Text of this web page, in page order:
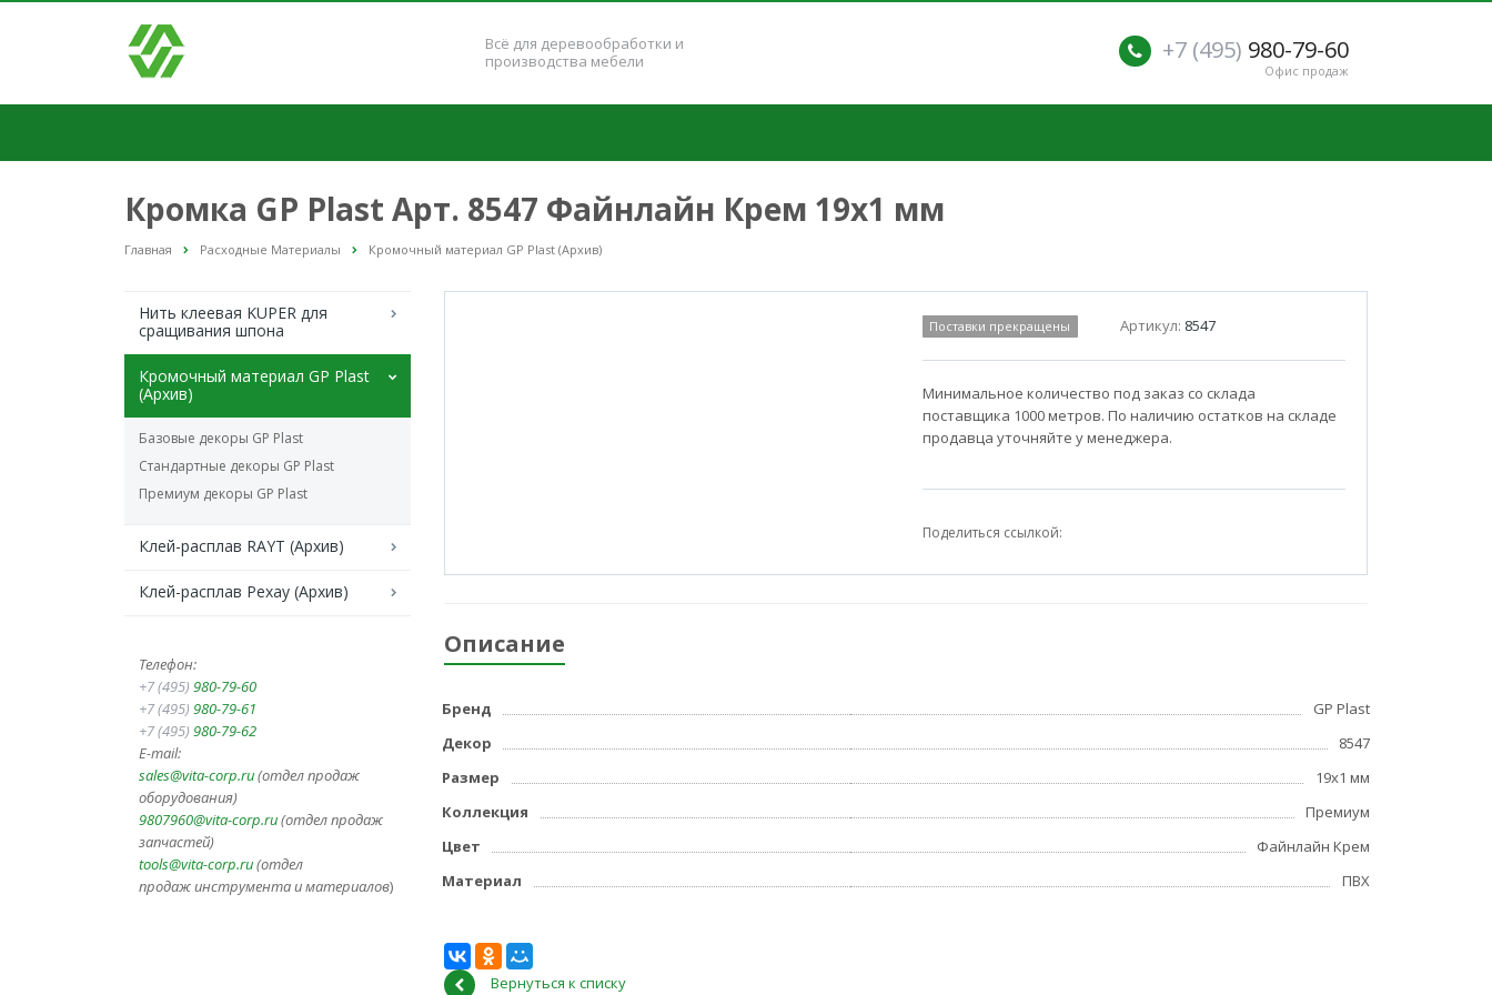
Всё для деревообработки и
производства мебели
+7 (495) 980-79-60
Офис продаж
Кромка GP Plast Арт. 8547 Файнлайн Крем 19x1 мм
Главная Расходные Материалы Кромочный материал GP Plast (Архив)
Нить клеевая KUPER для
сращивания шпона
Кромочный материал GP Plast
(Архив)
Базовые декоры GP Plast
Стандартные декоры GP Plast
Премиум декоры GP Plast
Клей-расплав RAYT (Архив)
Клей-расплав Рехау (Архив)
Телефон:
+7 (495) 980-79-60
+7 (495) 980-79-61
+7 (495) 980-79-62
E-mail:
sales@vita-corp.ru(отдел продаж
оборудования)
9807960@vita-corp.ru(отдел продаж
запчастей)
tools@vita-corp.ru(отдел
продаж инструмента иматериалов)
Поставки прекращены Артикул: 8547
Минимальное количество под заказ со склада
поставщика 1000 метров. По наличию остатков на складе
продавца уточняйте у менеджера.
Поделиться ссылкой:
Описание
Бренд
GP Plast
Декор
8547
Размер
19x1 мм
Коллекция
Премиум
Цвет
Файнлайн Крем
Материал
ПВХ
Вернуться к списку